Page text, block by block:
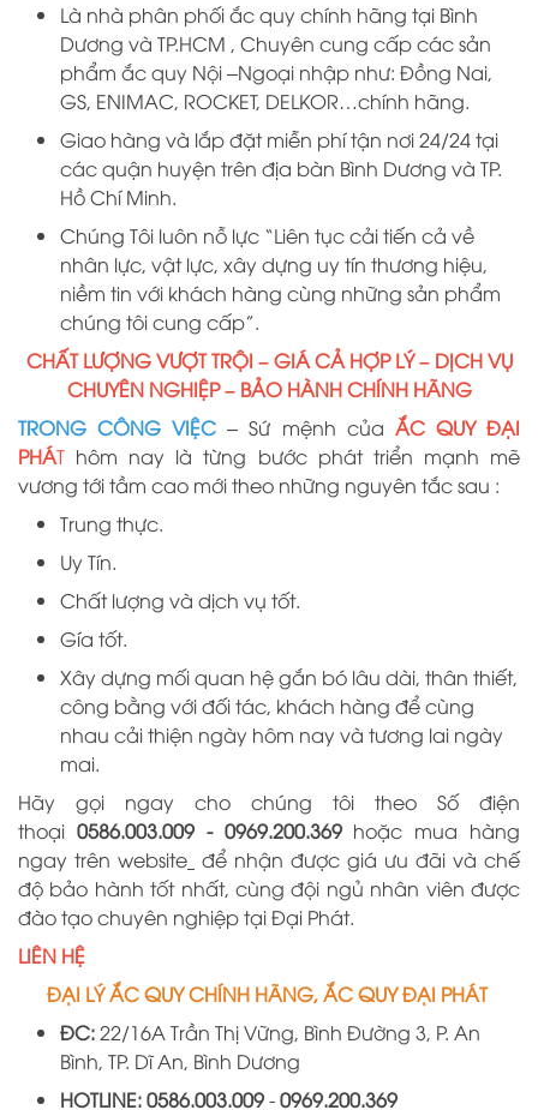
Là nhà phân phối ắc quy chính hãng tại Bình
Dương và TP.HCM , Chuyên cung cấp các sản
phẩm ắc quy Nội –Ngoại nhập như: Đồng Nai,
GS, ENIMAC, ROCKET, DELKOR…chính hãng.
Giao hàng và lắp đặt miễn phí tận nơi 24/24 tại
các quận huyện trên địa bàn Bình Dương và TP.
Hồ Chí Minh.
Chúng Tôi luôn nỗ lực “Liên tục cải tiến cả về
nhân lực, vật lực, xây dựng uy tín thương hiệu,
niềm tin với khách hàng cùng những sản phẩm
chúng tôi cung cấp”.
CHẤT LƯỢNG VƯỢT TRỘI – GIÁ CẢ HỢP LÝ – DỊCH VỤ
CHUYÊN NGHIỆP – BẢO HÀNH CHÍNH HÃNG
TRONG CÔNG VIỆC – Sứ mệnh của ẮC QUY ĐẠI
PHÁT hôm nay là từng bước phát triển mạnh mẽ
vương tới tầm cao mới theo những nguyên tắc sau :
Trung thực.
Uy Tín.
Chất lượng và dịch vụ tốt.
Gía tốt.
Xây dựng mối quan hệ gắn bó lâu dài, thân thiết,
công bằng với đối tác, khách hàng để cùng
nhau cải thiện ngày hôm nay và tương lai ngày
mai.
Hãy gọi ngay cho chúng tôi theo Số điện
thoại 0586.003.009 - 0969.200.369 hoặc mua hàng
ngay trên website để nhận được giá ưu đãi và chế
độ bảo hành tốt nhất, cùng đội ngủ nhân viên được
đào tạo chuyên nghiệp tạiĐại Phát.
LIÊN HỆ
ĐẠI LÝ ẮC QUY CHÍNH HÃNG, ẮC QUY ĐẠI PHÁT
ĐC:22/16A Trần Thị Vững, Bình Đường 3, P. An
Bình, TP. Dĩ An, Bình Dương
HOTLINE:0586.003.009-0969.200.369